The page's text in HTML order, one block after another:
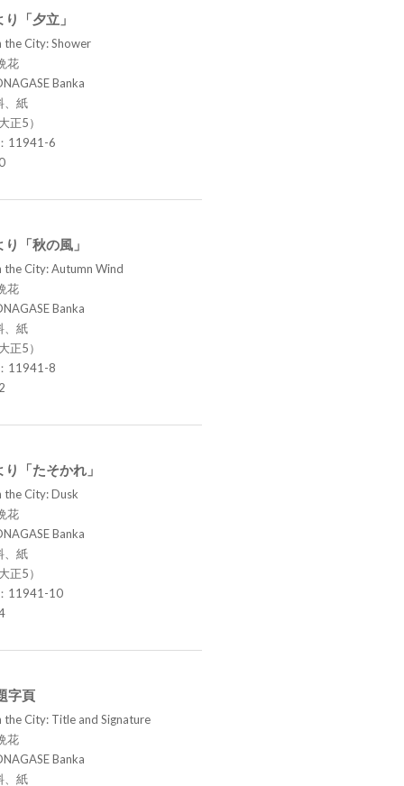
り「夕立」
the City: Shower
花
Banka
、紙
正5）
11941-6
り「秋の風」
the City: Autumn Wind
花
Banka
、紙
正5）
11941-8
り「たそかれ」
the City: Dusk
花
Banka
、紙
正5）
11941-10
字頁
the City: Title and Signature
花
Banka
、紙